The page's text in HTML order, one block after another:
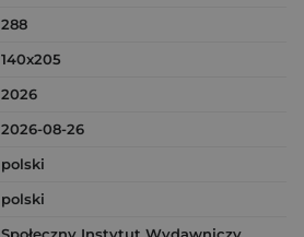
288
140x205
2026
2026-08-26
polski
polski